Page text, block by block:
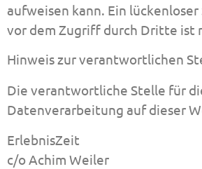
aufweisen kann. Ein
vor dem Zugriff durch Dritte ist
Hinweis zur verantwortlichen
Die verantwortliche Stelle für
Datenverarbeitung auf dieser
ErlebnisZeit
c/o Achim Weiler